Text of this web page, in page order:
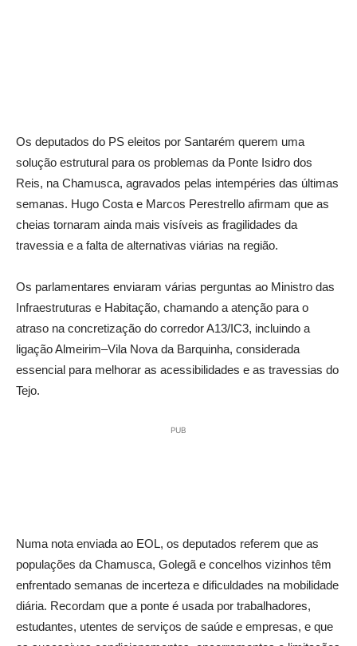
Os deputados do PS eleitos por Santarém querem uma
solução estrutural para os problemas da Ponte Isidro dos
Reis, na Chamusca, agravados pelas intempéries das últimas
semanas. Hugo Costa e Marcos Perestrello afirmam que as
cheias tornaram ainda mais visíveis as fragilidades da
travessia e a falta de alternativas viárias na região.
Os parlamentares enviaram várias perguntas ao Ministro das
Infraestruturas e Habitação, chamando a atenção para o
atraso na concretização do corredor A13/IC3, incluindo a
ligação Almeirim–Vila Nova da Barquinha, considerada
essencial para melhorar as acessibilidades e as travessias do
Tejo.
PUB
Numa nota enviada ao EOL, os deputados referem que as
populações da Chamusca, Golegã e concelhos vizinhos têm
enfrentado semanas de incerteza e dificuldades na mobilidade
diária. Recordam que a ponte é usada por trabalhadores,
estudantes, utentes de serviços de saúde e empresas, e que